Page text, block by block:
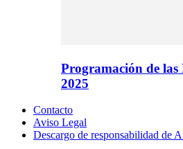
Programación de las
2025
Contacto
Aviso Legal
Descargo de responsabilidad de